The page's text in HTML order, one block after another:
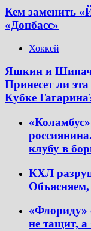
Кем заменить
«Донбасс»
Хоккей
Яшкин и
Принесет ли
Кубке
клубу в
КХЛ
Объясняем,
«Флориду»
не тащит, а